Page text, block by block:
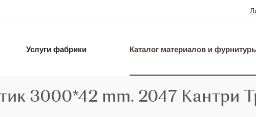
Услуги фабрики Каталог материалов и
3000*42 mm. 2047 Кантри